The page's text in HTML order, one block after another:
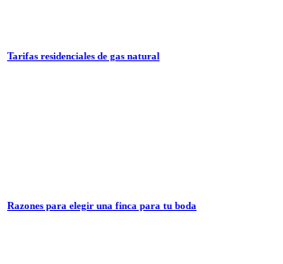
Tarifas residenciales de gas natural
Razones para elegir una finca para tu boda